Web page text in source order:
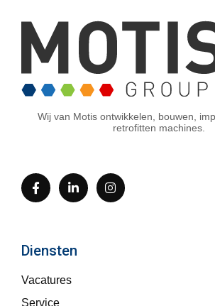
Wij van Motis ontwikkelen, bouwen,
retrofitten machines.
Diensten
Vacatures
Service